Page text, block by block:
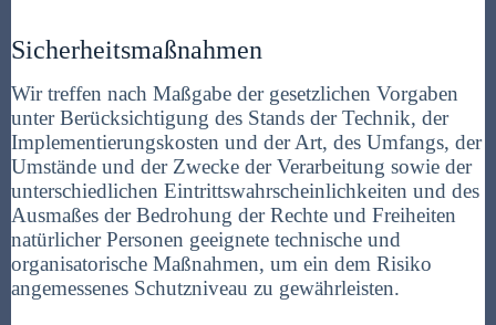
Sicherheitsmaßnahmen
Wir treffen nach Maßgabe der gesetzlichen Vorgaben
unter Berücksichtigung des Stands der Technik, der
Implementierungskosten und der Art, des Umfangs, der
Umstände und der Zwecke der Verarbeitung sowie der
unterschiedlichen Eintrittswahrscheinlichkeiten und des
Ausmaßes der Bedrohung der Rechte und Freiheiten
natürlicher Personen geeignete technische und
organisatorische Maßnahmen, um ein dem Risiko
angemessenes Schutzniveau zu gewährleisten.